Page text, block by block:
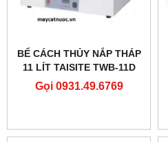
BỂ CÁCH THỦY NẮP THÁP
11 LÍT TAISITE TWB-11D
Gọi 0931.49.6769